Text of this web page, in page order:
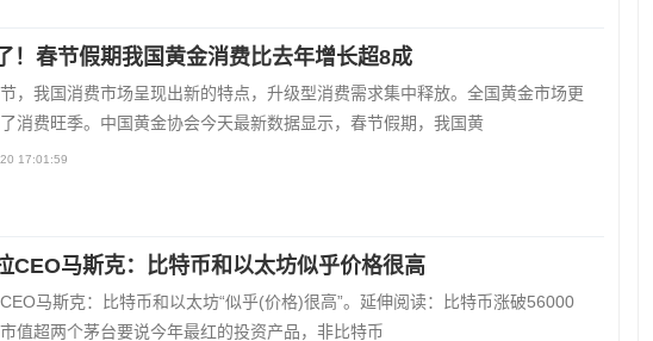
！春节假期我国黄金消费比去年增长超8成
，我国消费市场呈现出新的特点，升级型消费需求集中释放。全国黄金市场更
消费旺季。中国黄金协会今天最新数据显示，春节假期，我国黄
17:01:59
CEO马斯克：比特币和以太坊似乎价格很高
马斯克：比特币和以太坊“似乎(价格)很高”。延伸阅读：比特币涨破56000
值超两个茅台要说今年最红的投资产品，非比特币